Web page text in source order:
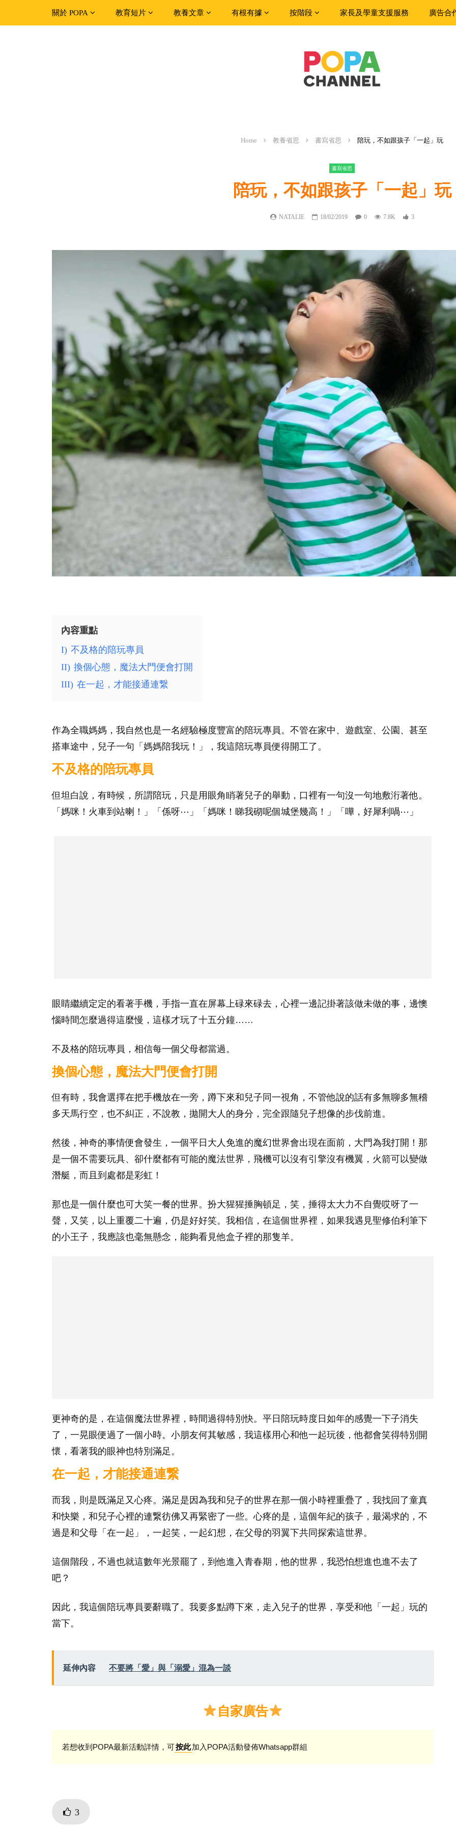
關於 POPA 教育短片 教養文章 有根有據 按階段 家長及學童支援服務 廣告合
Home 教養省思 書寫省思 陪玩，不如跟孩子「一起」玩
書寫省思
陪玩，不如跟孩子「一起」玩
NATALIE 18/02/2019 0 7.8K 3
內容重點
I) 不及格的陪玩專員
II) 換個心態，魔法大門便會打開
III) 在一起，才能接通連繋
作為全職媽媽，我自然也是一名經驗極度豐富的陪玩專員。不管在家中、遊戲室、公園、甚至
搭車途中，兒子一句「媽媽陪我玩！」，我這陪玩專員便得開工了。
不及格的陪玩專員
但坦白說，有時候，所謂陪玩，只是用眼角睄著兒子的舉動，口裡有一句沒一句地敷洐著他。
「媽咪！火車到站喇！」「係呀⋯」「媽咪！睇我砌呢個城堡幾高！」「嘩，好犀利喎⋯」
眼睛繼續定定的看著手機，手指一直在屏幕上碌來碌去，心裡一邊記掛著該做未做的事，邊懊
惱時間怎麼過得這麼慢，這樣才玩了十五分鐘……
不及格的陪玩專員，相信每一個父母都當過。
換個心態，魔法大門便會打開
但有時，我會選擇在把手機放在一旁，蹲下來和兒子同一視角，不管他說的話有多無聊多無稽
多天馬行空，也不糾正，不說教，拋開大人的身分，完全跟隨兒子想像的步伐前進。
然後，神奇的事情便會發生，一個平日大人免進的魔幻世界會出現在面前，大門為我打開！那
是一個不需要玩具、卻什麼都有可能的魔法世界，飛機可以沒有引擎沒有機翼，火箭可以變做
潛艇，而且到處都是彩虹！
那也是一個什麼也可大笑一餐的世界。扮大猩猩捶胸頓足，笑，捶得太大力不自覺哎呀了一
聲，又笑，以上重覆二十遍，仍是好好笑。我相信，在這個世界裡，如果我遇見聖修伯利筆下
的小王子，我應該也毫無懸念，能夠看見他盒子裡的那隻羊。
更神奇的是，在這個魔法世界裡，時間過得特別快。平日陪玩時度日如年的感覺一下子消失
了，一晃眼便過了一個小時。小朋友何其敏感，我這樣用心和他一起玩後，他都會笑得特別開
懷，看著我的眼神也特別滿足。
在一起，才能接通連繋
而我，則是既滿足又心疼。滿足是因為我和兒子的世界在那一個小時裡重疊了，我找回了童真
和快樂，和兒子心裡的連繋彷佛又再緊密了一些。心疼的是，這個年紀的孩子，最渴求的，不
過是和父母「在一起」，一起笑，一起幻想，在父母的羽翼下共同探索這世界。
這個階段，不過也就這數年光景罷了，到他進入青春期，他的世界，我恐怕想進也進不去了
吧？
因此，我這個陪玩專員要辭職了。我要多點蹲下來，走入兒子的世界，享受和他「一起」玩的
當下。
延伸內容 不要將「愛」與「溺愛」混為一談
自家廣告
若想收到POPA最新活動詳情，可按此加入POPA活動發佈Whatsapp群組
3